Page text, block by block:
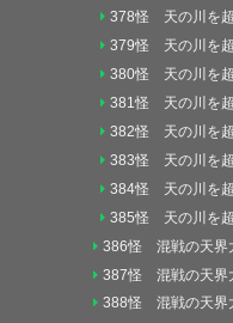
378怪 天の川を
379怪 天の川を
380怪 天の川を
381怪 天の川を
382怪 天の川を
383怪 天の川を
384怪 天の川を
385怪 天の川を
386怪 混戦の天界
387怪 混戦の天界
388怪 混戦の天界